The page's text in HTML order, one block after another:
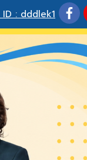
ID : dddlek1